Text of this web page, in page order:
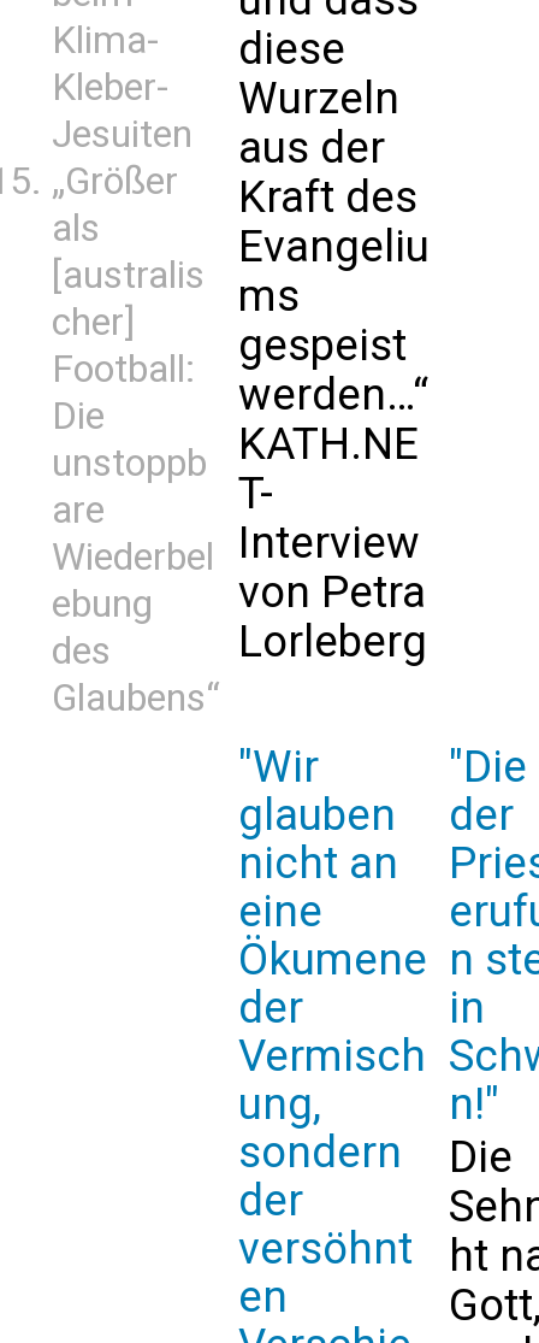
Klima-
Kleber-
Jesuiten
„Größer
als
[australis
cher]
Football:
Die
unstoppb
are
Wiederbel
ebung
des
Glaubens“
diese
Wurzeln
aus der
Kraft des
Evangeliu
ms
gespeist
werden…“
KATH.NE
T-
Interview
von Petra
Lorleberg
"Wir
glauben
nicht an
eine
Ökumene
der
Vermisch
ung,
sondern
der
versöhnt
en
der
n
in
n!"
Die
ht